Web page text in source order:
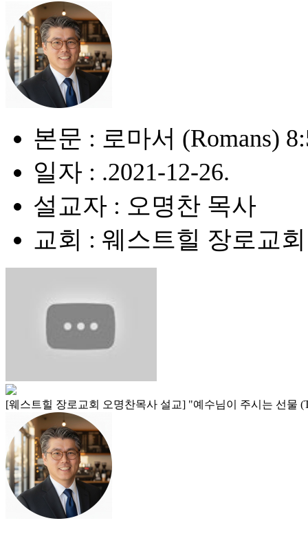
본문 : 로마서 (Romans)
일자 : .2021-12-26.
설교자 : 오명찬 목사
교회 : 웨스트힐 장로교회
[웨스트힐 장로교회 오명찬목사 설교] "예수님이 주시는 선물